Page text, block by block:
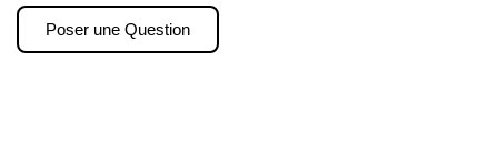
Poser une Question